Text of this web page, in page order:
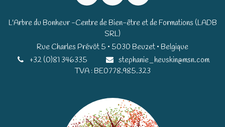
L'Arbre du Bonheur -Centre de Bien-être et de Formations (LADB
SRL)
Rue Charles Prévôt 5 • 5030 Beuzet • Belgique​​
+32 (0)81 346335
stephanie_heuskin@msn.com
TVA : BE0778.985.323